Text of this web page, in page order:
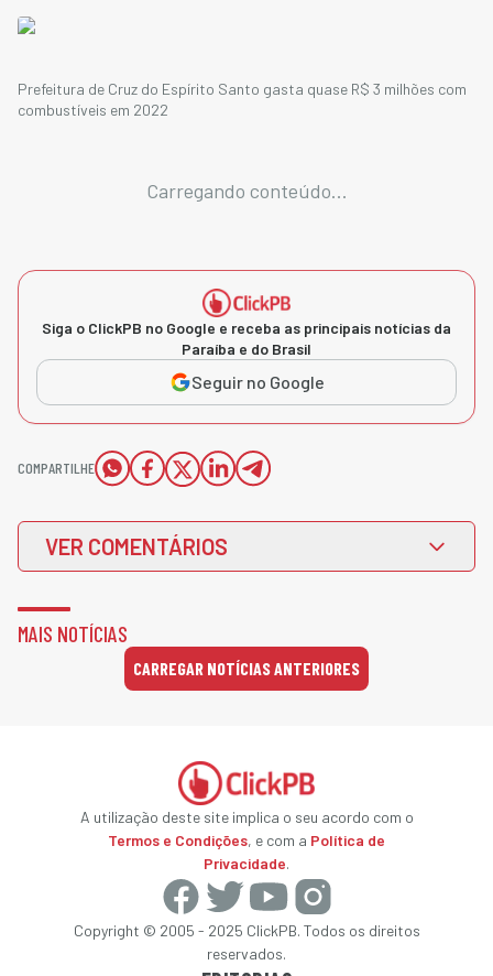
Prefeitura de Cruz do Espírito Santo gasta quase R$ 3 milhões com
combustíveis em 2022
Carregando conteúdo...
Siga o ClickPB no Google e receba as principais notícias da
Paraíba e do Brasil
Seguir no Google
COMPARTILHE
VER COMENTÁRIOS
MAIS NOTÍCIAS
CARREGAR NOTÍCIAS ANTERIORES
A utilização deste site implica o seu acordo com o
Termos e Condições, e com a Política de
Privacidade.
Copyright © 2005 - 2025 ClickPB. Todos os direitos
reservados.